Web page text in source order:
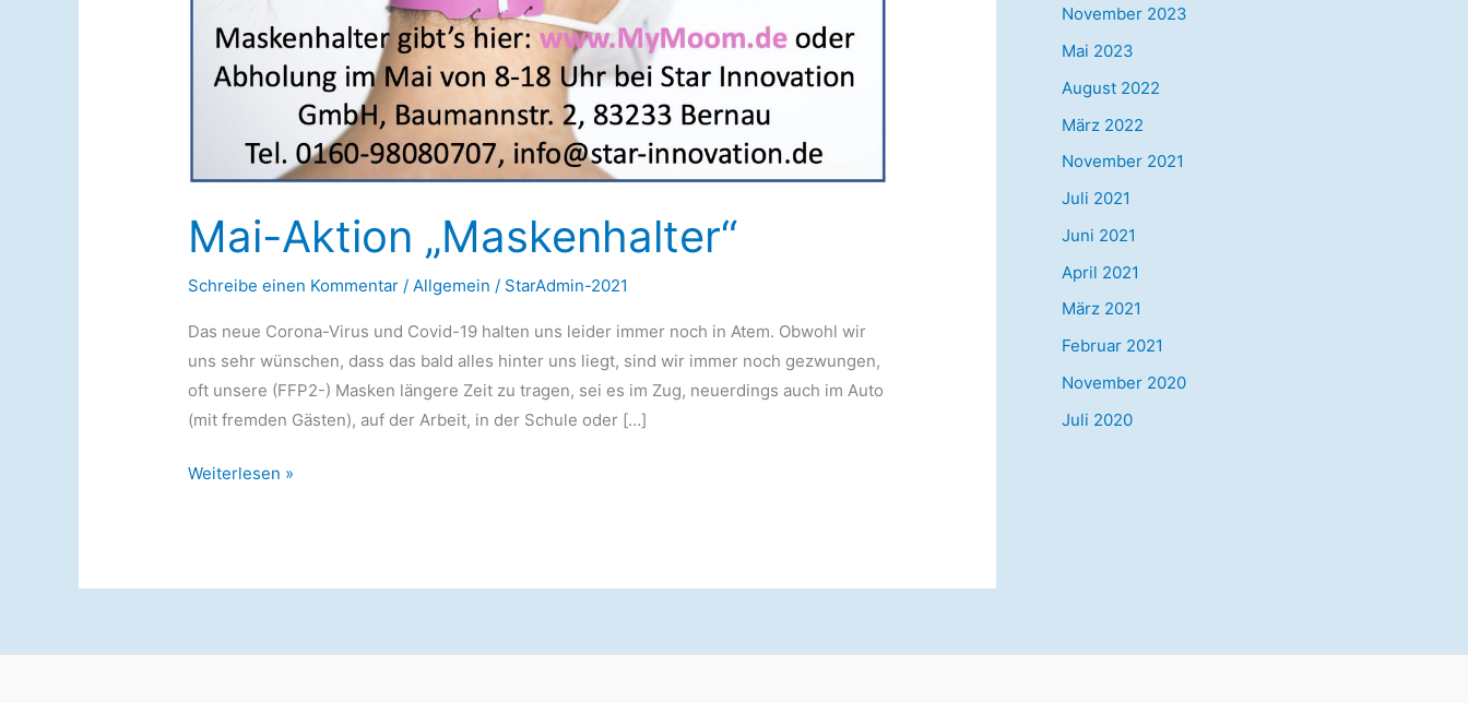
Mai-Aktion „Maskenhalter“
Schreibe einen Kommentar / Allgemein / StarAdmin-2021
Das neue Corona-Virus und Covid-19 halten uns leider immer noch in Atem. Obwohl wir
uns sehr wünschen, dass das bald alles hinter uns liegt, sind wir immer noch gezwungen,
oft unsere (FFP2-) Masken längere Zeit zu tragen, sei es im Zug, neuerdings auch im Auto
(mit fremden Gästen), auf der Arbeit, in der Schule oder […]
Mai-
Weiterlesen »
November 2023
Mai 2023
August 2022
März 2022
November 2021
Juli 2021
Juni 2021
April 2021
März 2021
Februar 2021
November 2020
Juli 2020